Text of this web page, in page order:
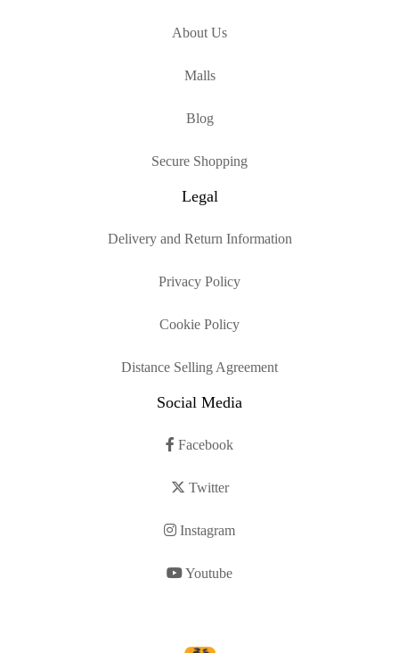
About Us
Malls
Blog
Secure Shopping
Legal
Delivery and Return Information
Privacy Policy
Cookie Policy
Distance Selling Agreement
Social Media
Facebook
Twitter
Instagram
Youtube